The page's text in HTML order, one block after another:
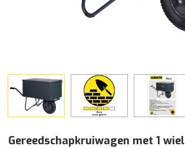
Gereedschapkruiwagen met 1 wiel